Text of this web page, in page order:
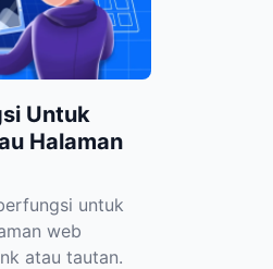
Untuk
Halaman
untuk
web
atau tautan.